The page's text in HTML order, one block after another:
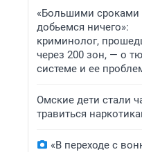
«Большими
добьемся ничего»:
криминолог,
через 200 зон, — о
системе и ее
Омские дети стали
травиться
«В переходе с